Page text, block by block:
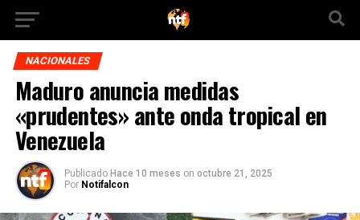
NACIONALES
Maduro anuncia medidas
«prudentes» ante onda tropical en
Venezuela
Publicado Hace 10 meses on octubre 21, 2025
Por Notifalcon